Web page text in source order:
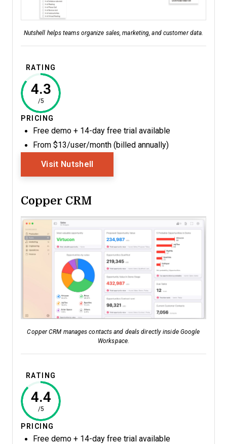
Nutshell helps teams organize sales, marketing, and customer data.
RATING
4.3
/5
PRICING
Free demo + 14-day free trial available
From $13/user/month (billed annually)
Visit Nutshell
Copper CRM
Copper CRM manages contacts and deals directly inside Google
Workspace.
RATING
4.4
/5
PRICING
Free demo + 14-day free trial available